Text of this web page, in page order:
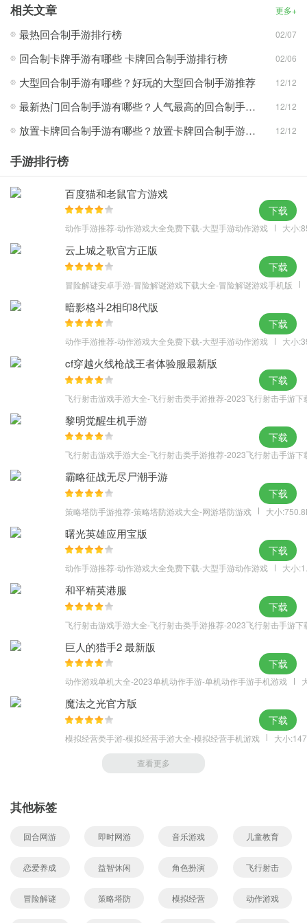
5、一样的经典角色，不一样的鬼畜人设
游戏亮点
1、击败无聊，乐趣无限
3、全新玩法，策略对决
4、传奇之路，由你打造
相关文章 更多+
最热回合制手游排行榜 02/07
回合制卡牌手游有哪些 卡牌回合制手游排行榜 02/06
大型回合制手游有哪些？好玩的大型回合制手游推荐 12/12
最新热门回合制手游有哪些？人气最高的回合制手游排行榜 12/12
放置卡牌回合制手游有哪些？放置卡牌回合制手游推荐 12/12
手游排行榜
百度猫和老鼠官方游戏
动作手游推荐-动作游戏大全免费下载-大型手游动作游戏 大小
下载
云上城之歌官方正版
冒险解谜安卓手游-冒险解谜游戏下载大全-冒险解谜游戏手机版
下载
暗影格斗2相印8代版
动作手游推荐-动作游戏大全免费下载-大型手游动作游戏 大小
下载
cf穿越火线枪战王者体验服最新版
飞行射击游戏手游大全-飞行射击类手游推荐-2023飞行射击手游下
下载
黎明觉醒生机手游
飞行射击游戏手游大全-飞行射击类手游推荐-2023飞行射击手游下
下载
霸略征战无尽尸潮手游
策略塔防手游推荐-策略塔防游戏大全-网游塔防游戏 大小
下载
曙光英雄应用宝版
动作手游推荐-动作游戏大全免费下载-大型手游动作游戏 大小
下载
和平精英港服
飞行射击游戏手游大全-飞行射击类手游推荐-2023飞行射击手游下
下载
巨人的猎手2 最新版
动作游戏单机大全-2023单机动作手游-单机动作手游手机游戏
下载
魔法之光官方版
模拟经营类手游-模拟经营手游大全-模拟经营手机游戏 大小
下载
查看更多
其他标签
回合网游 即时网游 音乐游戏 儿童教育
恋爱养成 益智休闲 角色扮演 飞行射击
冒险解谜 策略塔防 模拟经营 动作游戏